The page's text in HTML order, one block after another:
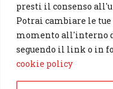
presti il consenso
Potrai cambiare le
momento all'interno
seguendo il link o in
cookie policy
Cerca
© 2023